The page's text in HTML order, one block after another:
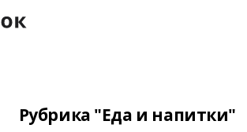
Рубрика "Еда и напитки"